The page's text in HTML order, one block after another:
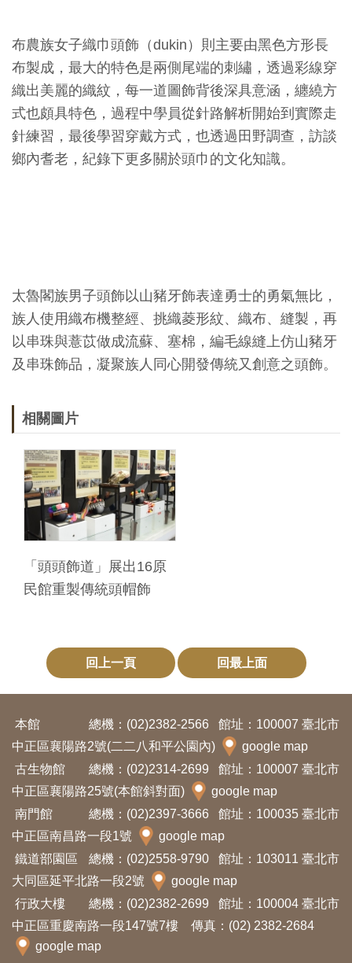
務
網
站
導
覽
sa
Ind
on
esi
a
Tiế
ng
Việ
t
布農族女子織巾頭飾（dukin）則主要由黑色方形長
布製成，最大的特色是兩側尾端的刺繡，透過彩線穿
織出美麗的織紋，每一道圖飾背後深具意涵，纏繞方
式也頗具特色，過程中學員從針路解析開始到實際走
針練習，最後學習穿戴方式，也透過田野調查，訪談
鄉內耆老，紀錄下更多關於頭巾的文化知識。
太魯閣族男子頭飾以山豬牙飾表達勇士的勇氣無比，
族人使用織布機整經、挑織菱形紋、織布、縫製，再
以串珠與薏苡做成流蘇、塞棉，編毛線縫上仿山豬牙
及串珠飾品，凝聚族人同心開發傳統又創意之頭飾。
相關圖片
「頭頭飾道」展出16原
民館重製傳統頭帽飾
回上一頁 回最上面
本館 總機：(02)2382-2566
館址：100007 臺北市
中正區襄陽路2號(二二八和平公園內)
google map
古生物館
總機：(02)2314-2699
館址：100007 臺北市
中正區襄陽路25號(本館斜對面)
google map
南門館
總機：(02)2397-3666
館址：100035 臺北市
中正區南昌路一段1號
google map
鐵道部園區
總機：(02)2558-9790
館址：103011 臺北市
大同區延平北路一段2號
google map
行政大樓
總機：(02)2382-2699
館址：100004 臺北市
中正區重慶南路一段147號7樓 傳真：(02) 2382-2684
google map